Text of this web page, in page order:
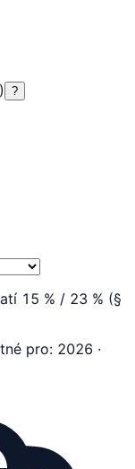
?
15 % / 23 % (§
pro: 2026 ·